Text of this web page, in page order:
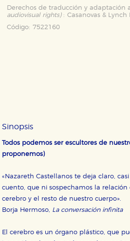
Derechos de traducción y adaptación
audiovisual rights): Casanovas &
Código: 7522160
Sinopsis
Todos podemos ser escultores de
proponemos)
«Nazareth Castellanos te deja claro,
cuento, que ni sospechamos la
cerebro y el resto de nuestro cuerpo».
Borja Hermoso, La conversación infinita
El cerebro es un órgano plástico, que